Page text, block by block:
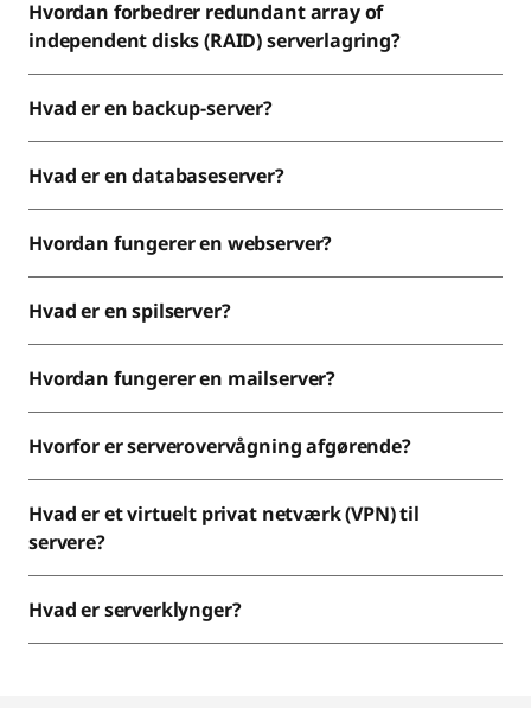
Hvordan forbedrer redundant array of
independent disks (RAID) serverlagring?
Hvad er en backup-server?
Hvad er en databaseserver?
Hvordan fungerer en webserver?
Hvad er en spilserver?
Hvordan fungerer en mailserver?
Hvorfor er serverovervågning afgørende?
Hvad er et virtuelt privat netværk (VPN) til
servere?
Hvad er serverklynger?